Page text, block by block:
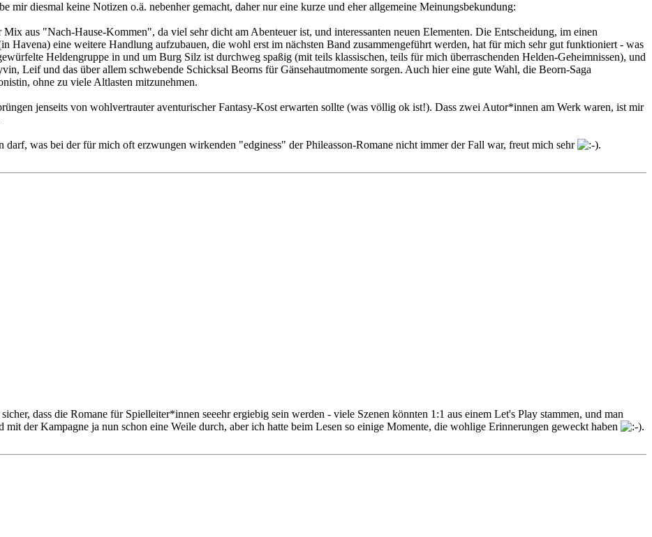
diesmal keine Notizen o.ä. nebenher gemacht, daher nur eine kurze und eher allgemeine Meinungsbekundung:
aus "Nach-Hause-Kommen", da viel sehr dicht am Abenteuer ist, und interessanten neuen Elementen. Die Entscheidung, im einen
Havena) eine weitere Handlung aufzubauen, die wohl erst im nächsten Band zusammengeführt werden, hat für mich sehr gut funktioniert - was
Heldengruppe in und um Burg Silz ist durchweg spaßig (mit teils klassischen, teils für mich überraschenden Helden-Geheimnissen), und
Leif und das über allem schwebende Schicksal Beorns für Gänsehautmomente sorgen. Auch hier eine gute Wahl, die Beorn-Saga
ohne zu viele Altlasten mitzunehmen.
jenseits von wohlvertrauter aventurischer Fantasy-Kost erwarten sollte (was völlig ok ist!). Dass zwei Autor*innen am Werk waren, ist mir
was bei der für mich oft erzwungen wirkenden "edginess" der Phileasson-Romane nicht immer der Fall war, freut mich sehr
.
dass die Romane für Spielleiter*innen seeehr ergiebig sein werden - viele Szenen könnten 1:1 aus einem Let's Play stammen, und man
der Kampagne ja nun schon eine Weile durch, aber ich hatte beim Lesen so einige Momente, die wohlige Erinnerungen geweckt haben
.